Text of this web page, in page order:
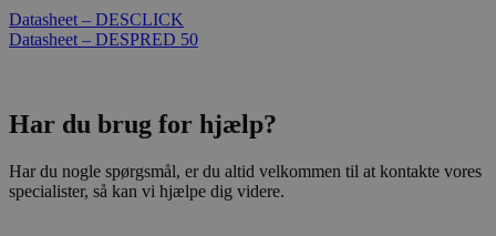
Datasheet – DESCLICK
Datasheet – DESPRED 50
Har du brug for hjælp?
Har du nogle spørgsmål, er du altid velkommen til at kontakte vores
specialister, så kan vi hjælpe dig videre.